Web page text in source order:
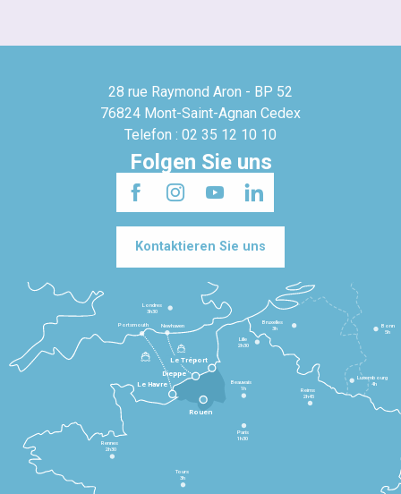
28 rue Raymond Aron - BP 52
76824 Mont-Saint-Agnan Cedex
Telefon : 02 35 12 10 10
Folgen Sie uns
Kontaktieren Sie uns
Le Havre
Dieppe
Le Tréport
Rennes
2h30
Tours
3h
Paris
1h30
Beauvais
1h
Reims
2h45
Lille
2h30
Bruxelles
3h
Londres
3h30
Newhaven
Portsmouth
Bonn
5h
Luxembourg
4h
Rouen